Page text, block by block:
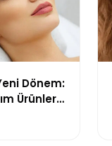
Dönem:
Ürünleri